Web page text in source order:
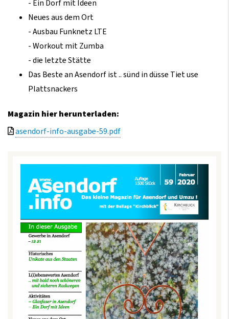
- Ein Dorf mit Ideen
Neues aus dem Ort
- Ausbau Funknetz LTE
- Workout mit Zumba
- die letzte Stätte
Das Beste an Asendorf ist .. sünd in düsse Tiet use
Plattsnackers
Magazin hier herunterladen:
asendorf-info-ausgabe-59.pdf